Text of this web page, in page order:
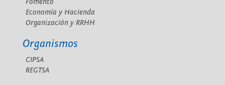
Fomento
Economía y Hacienda
Organización y RRHH
Organismos
CIPSA
REGTSA